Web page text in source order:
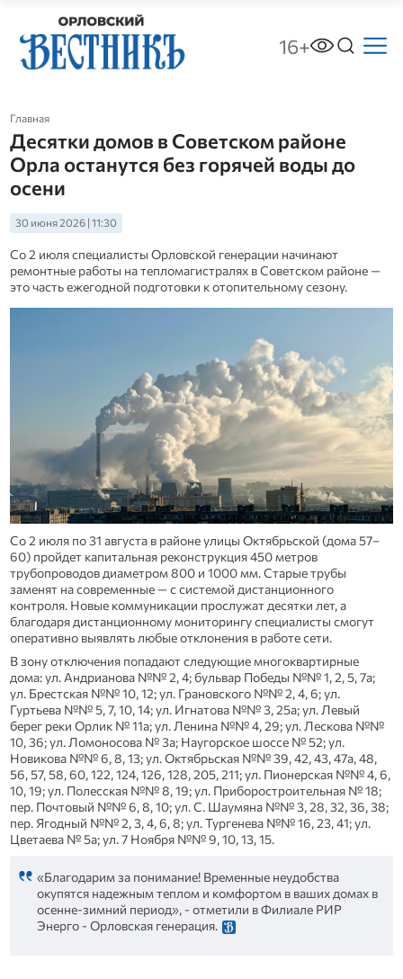
16+
Главная
Десятки домов в Советском районе
Орла останутся без горячей воды до
осени
30 июня 2026 | 11:30
Со 2 июля специалисты Орловской генерации начинают
ремонтные работы на тепломагистралях в Советском районе —
это часть ежегодной подготовки к отопительному сезону.
Со 2 июля по 31 августа в районе улицы Октябрьской (дома 57–
60) пройдет капитальная реконструкция 450 метров
трубопроводов диаметром 800 и 1000 мм. Старые трубы
заменят на современные — с системой дистанционного
контроля. Новые коммуникации прослужат десятки лет, а
благодаря дистанционному мониторингу специалисты смогут
оперативно выявлять любые отклонения в работе сети.
В зону отключения попадают следующие многоквартирные
дома: ул. Андрианова №№ 2, 4; бульвар Победы №№ 1, 2, 5, 7а;
ул. Брестская №№ 10, 12; ул. Грановского №№ 2, 4, 6; ул.
Гуртьева №№ 5, 7, 10, 14; ул. Игнатова №№ 3, 25а; ул. Левый
берег реки Орлик № 11а; ул. Ленина №№ 4, 29; ул. Лескова №№
10, 36; ул. Ломоносова № 3а; Наугорское шоссе № 52; ул.
Новикова №№ 6, 8, 13; ул. Октябрьская №№ 39, 42, 43, 47а, 48,
56, 57, 58, 60, 122, 124, 126, 128, 205, 211; ул. Пионерская №№ 4, 6,
10, 19; ул. Полесская №№ 8, 19; ул. Приборостроительная № 18;
пер. Почтовый №№ 6, 8, 10; ул. С. Шаумяна №№ 3, 28, 32, 36, 38;
пер. Ягодный №№ 2, 3, 4, 6, 8; ул. Тургенева №№ 16, 23, 41; ул.
Цветаева № 5а; ул. 7 Ноября №№ 9, 10, 13, 15.
«Благодарим за понимание! Временные неудобства
окупятся надежным теплом и комфортом в ваших домах в
осенне-зимний период», - отметили в Филиале РИР
Энерго - Орловская генерация.